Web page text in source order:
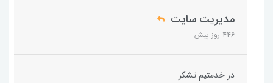
مدیریت سایت
446 روز پیش
در خدمتیم تشکر